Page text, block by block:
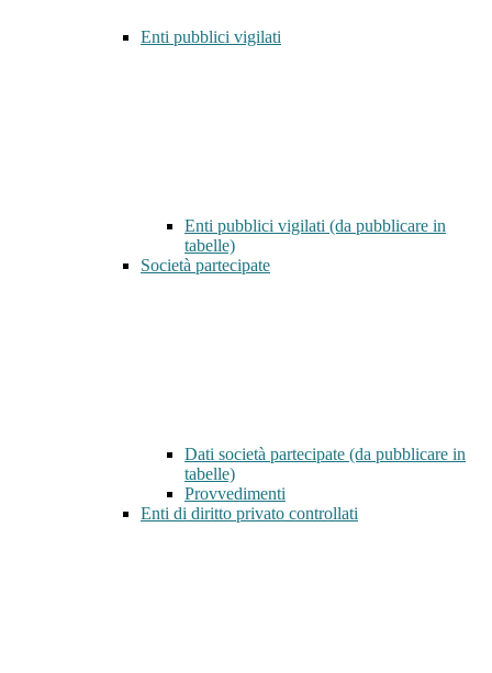
Enti pubblici vigilati
Enti pubblici vigilati (da pubblicare in
tabelle)
Società partecipate
Dati società partecipate (da pubblicare in
tabelle)
Provvedimenti
Enti di diritto privato controllati